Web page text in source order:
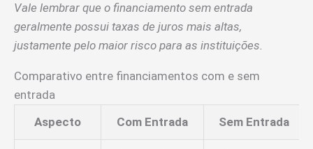
Vale lembrar que o financiamento sem entrada
geralmente possui taxas de juros mais altas,
justamente pelo maior risco para as instituições.
Comparativo entre financiamentos com e sem
entrada
Aspecto
Com Entrada Sem Entrada